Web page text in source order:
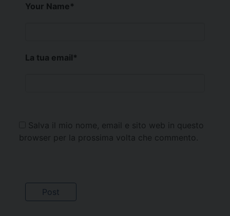
Your Name*
La tua email*
Salva il mio nome, email e sito web in questo
browser per la prossima volta che commento.